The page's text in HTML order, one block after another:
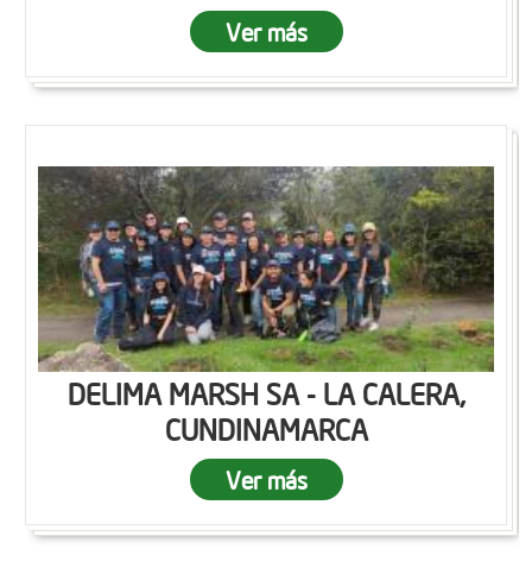
Ver más
DELIMA MARSH SA - LA CALERA,
CUNDINAMARCA
Ver más